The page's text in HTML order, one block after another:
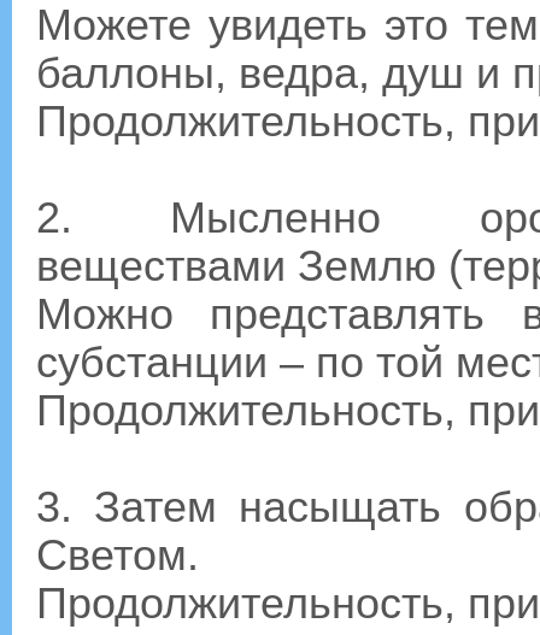
Можете увидеть это
баллоны, ведра, душ и
Продолжительность,
2. Мысленно
веществами Землю
Можно представлять
субстанции – по той
Продолжительность,
3. Затем насыщать
Светом.
Продолжительность,